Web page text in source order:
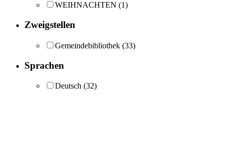
WEIHNACHTEN (1)
Zweigstellen
Gemeindebibliothek (33)
Sprachen
Deutsch (32)